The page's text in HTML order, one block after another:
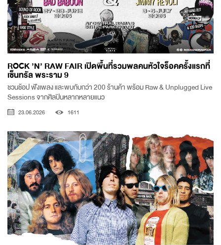
ROCK ’N’ RAW FAIR เปิดพื้นที่รวมพลคนหัวใจร็อคครั้งแรกที่
เซ็นทรัล พระราม 9
ชวนช้อป ฟังเพลง และพบกับกว่า 200 ร้านค้า พร้อม Raw & Unplugged Live
Sessions จากศิลปินหลากหลายแนว
23.06.2026 1611